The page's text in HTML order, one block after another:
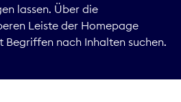
Marktdaten
lassen. Über die
Leiste der Homepage
Begriffen nach Inhalten suchen.